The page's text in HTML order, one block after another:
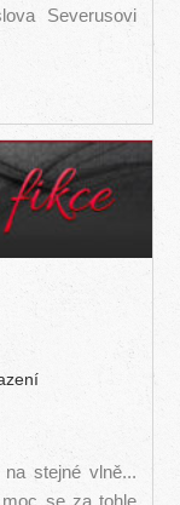
Severusovi
stejné vlně...
se za tohle